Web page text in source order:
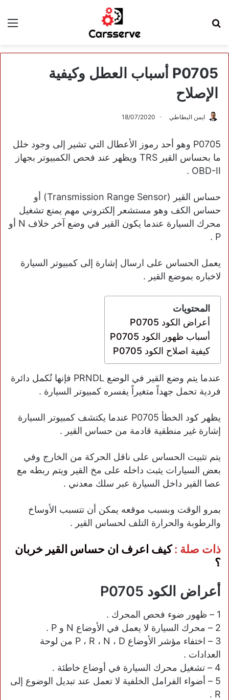
P0705 أسباب العطل وكيفية
الإصلاح
ايمن البطاطي 18/07/2020
P0705 وهو أحد رموز الأعطال التي تشير إلى وجود خلل
ما بحساس القير TRS ويظهر عند فحص الكمبيوتر بجهاز
OBD-II .
حساس القير (Transmission Range Sensor) أو
حساس الكف وهو مستشعر إلكتروني مهم يمنع تشغيل
محرك السيارة عندما يكون القير في وضع آخر خلاف N أو
P .
يعمل الحساس على ارسال إشارة إلى كمبيوتر السيارة
لاخباره بموضع القير .
المحتويات
أعراض الكود P0705
أسباب ظهور الكود P0705
كيفية اصلاح الكود P0705
عندما يتم وضع القير في الوضع PRNDL فإنها تُكمل دائرة
فردية تحمل جهداً متغيراً يفسره كمبيوتر السيارة .
يظهر كود الخطأ P0705 عندما يكتشف كمبيوتر السيارة
إشارة غير منطقية قادمة من حساس القير .
يتم تثبيت الحساس على ناقل الحركة من الخارج وفي
بعض السيارات يثبت داخله على مخ القير ويتم ربطه مع
عصا القير داخل السيارة عبر سلك معدني .
بمرو الوقت وبسبب موقعه يمكن أن تتسبب الأوساخ
والرطوبة والحرارة التلف لحساس القير .
ذات صلة :كيف اعرف ان حساس القير خربان
؟
أعراض الكود P0705
1 – ظهور ضوء فحص المحرك .
2 – محرك السيارة لا يعمل في الأوضاع N و P .
3 – اختفاء مؤشر الأوضاع P ، R ، N ، D من لوحة
العدادات .
4 – تشغيل محرك السيارة في أوضاع خاطئة .
5 – أضواء الفرامل الخلفية لا تعمل عند تبديل الوضوع إلى
R .